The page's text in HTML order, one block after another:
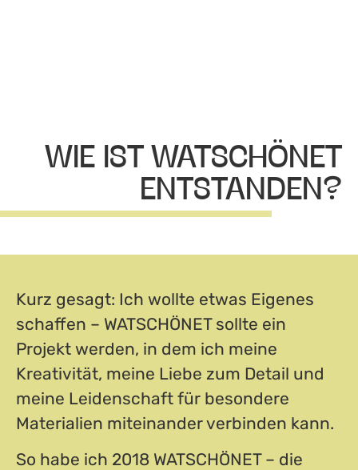
WIE IST WATSCHÖNET
ENTSTANDEN?
Kurz gesagt: Ich wollte etwas Eigenes
schaffen – WATSCHÖNET sollte ein
Projekt werden, in dem ich meine
Kreativität, meine Liebe zum Detail und
meine Leidenschaft für besondere
Materialien miteinander verbinden kann.
So habe ich 2018 WATSCHÖNET – die